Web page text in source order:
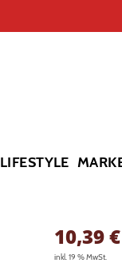
LIFESTYLE
10,39€
inkl. 19 % MwSt.